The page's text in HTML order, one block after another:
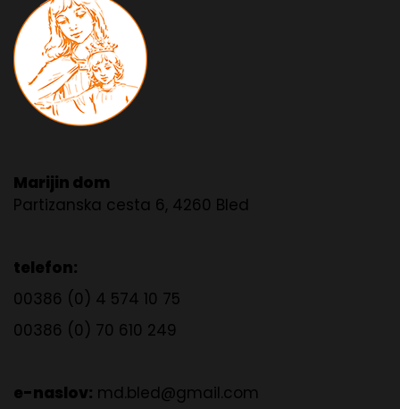
Marijin dom
Partizanska cesta 6, 4260 Bled
telefon:
00386 (0) 4 574 10 75
00386 (0) 70 610 249
e-naslov: md.bled@gmail.com